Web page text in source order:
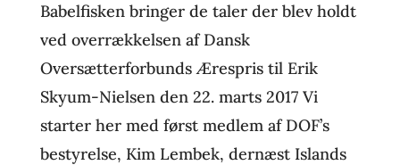
Babelfisken bringer de taler der blev holdt
ved overrækkelsen af Dansk
Oversætterforbunds Ærespris til Erik
Skyum-Nielsen den 22. marts 2017 Vi
starter her med først medlem af DOF’s
bestyrelse, Kim Lembek, dernæst Islands